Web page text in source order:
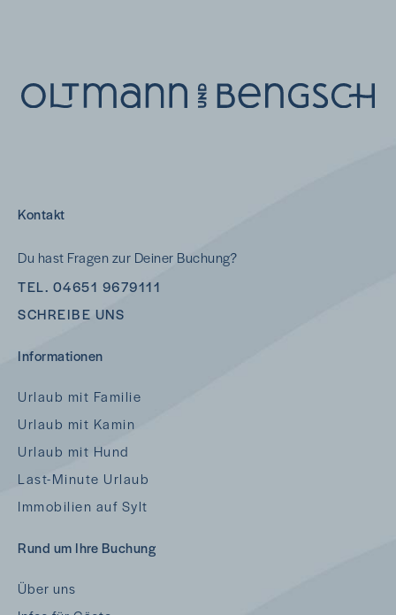
Kontakt
Du hast Fragen zur Deiner Buchung?
TEL. 04651 9679111
SCHREIBE UNS
Informationen
Urlaub mit Familie
Urlaub mit Kamin
Urlaub mit Hund
Last-Minute Urlaub
Immobilien auf Sylt
Rund um Ihre Buchung
Über uns